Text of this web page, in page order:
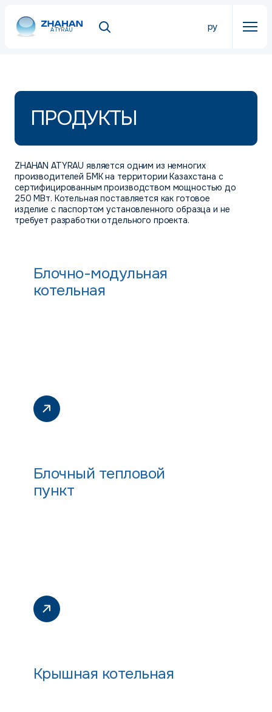
ATYRAU ру
ПРОДУКТЫ
ZHAHAN ATYRAU является одним из немногих
производителей БМК на территории Казахстана с
сертифицированным производством мощностью до
250 МВт. Котельная поставляется как готовое
изделие с паспортом установленного образца и не
требует разработки отдельного проекта.
Блочно-модульная
котельная
Блочный тепловой
пункт
Крышная котельная